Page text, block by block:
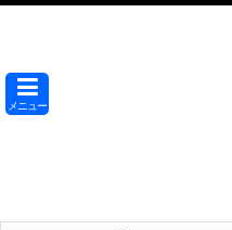
メニュー